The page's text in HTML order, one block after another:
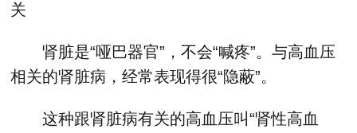
关
肾脏是“哑巴器官”，不会“喊疼”。与高血压
相关的肾脏病，经常表现得很“隐蔽”。
这种跟肾脏病有关的高血压叫“肾性高血